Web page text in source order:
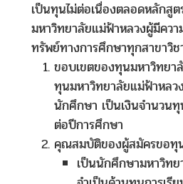
เป็นทุนไม่ต่อเนื่องตลอดหลักสู
มหาวิทยาลัยแม่ฟ้าหลวงผู้มีคว
ทรัพย์ทางการศึกษาทุกสาขาวิ
ขอบเขตของทุนมหาวิทยา
ทุนมหาวิทยาลัยแม่ฟ้าหล
นักศึกษา เป็นเงินจำนวน
ต่อปีการศึกษา
คุณสมบัติของผู้สมัครขอทุ
เป็นนักศึกษามหาวิท